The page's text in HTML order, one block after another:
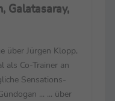
Galatasaray,
über Jürgen Klopp,
als Co-Trainer an
Sensations-
... ... über